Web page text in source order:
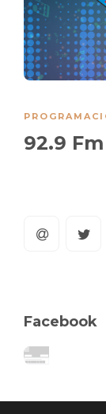
92.9 Fm
Facebook